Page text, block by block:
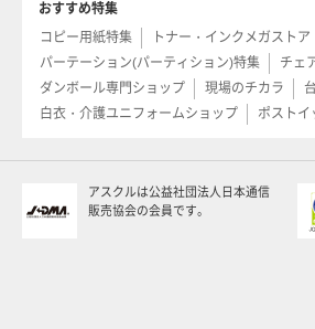
おすすめ特集
コピー用紙特集
トナー・インクメガストア
パーテーション(パーティション)特集
チェ
ダンボール専門ショップ
現場のチカラ
白衣・介護ユニフォームショップ
ポストイ
アスクルは公益社団法人日本通信
販売協会の会員です。